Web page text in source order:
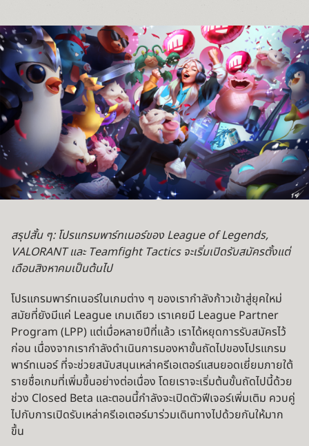
สรุปสั้น ๆ: โปรแกรมพาร์ทเนอร์ของ League of Legends,
VALORANT และ Teamfight Tactics จะเริ่มเปิดรับสมัครตั้งแต่
เดือนสิงหาคมเป็นต้นไป
โปรแกรมพาร์ทเนอร์ในเกมต่าง ๆ ของเรากำลังก้าวเข้าสู่ยุคใหม่
สมัยที่ยังมีแค่ League เกมเดียว เราเคยมี League Partner
Program (LPP) แต่เมื่อหลายปีที่แล้ว เราได้หยุดการรับสมัครไว้
ก่อน เนื่องจากเรากำลังดำเนินการมองหาขั้นถัดไปของโปรแกรม
พาร์ทเนอร์ ที่จะช่วยสนับสนุนเหล่าครีเอเตอร์แสนยอดเยี่ยมภายใต้
รายชื่อเกมที่เพิ่มขึ้นอย่างต่อเนื่อง โดยเราจะเริ่มต้นขั้นถัดไปนี้ด้วย
ช่วง Closed Beta และตอนนี้กำลังจะเปิดตัวฟีเจอร์เพิ่มเติม ควบคู่
ไปกับการเปิดรับเหล่าครีเอเตอร์มาร่วมเดินทางไปด้วยกันให้มาก
ขึ้น